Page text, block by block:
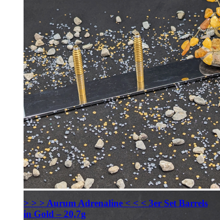
> > > Aurum Adrenaline < < < 3er Set Barrels
in Gold – 20,7g